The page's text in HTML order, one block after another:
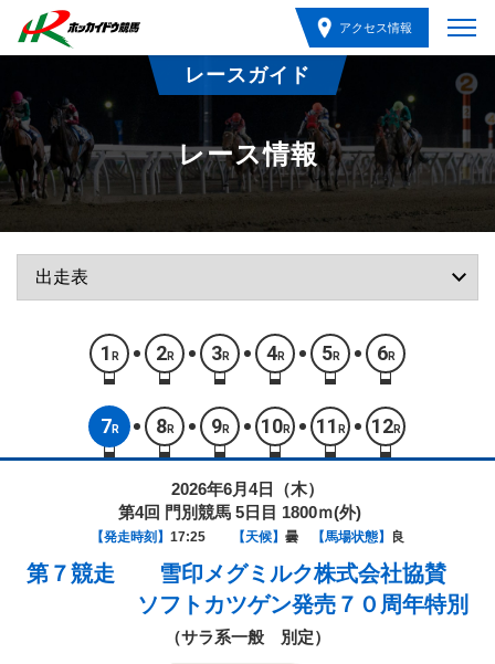
アクセス情報
レースガイド
レース情報
1 R 2R 3R 4R 5R 6R
7 R 8R 9R 10R 11 R 12R
2026年6月4日（木）
第4回 門別競馬 5日目 1800ｍ(外)
【発走時刻】 17:25 【天候】 曇 【馬場状態】 良
第７競走
雪印メグミルク株式会社協賛
ソフトカツゲン発売７０周年特別
（サラ系一般 別定）